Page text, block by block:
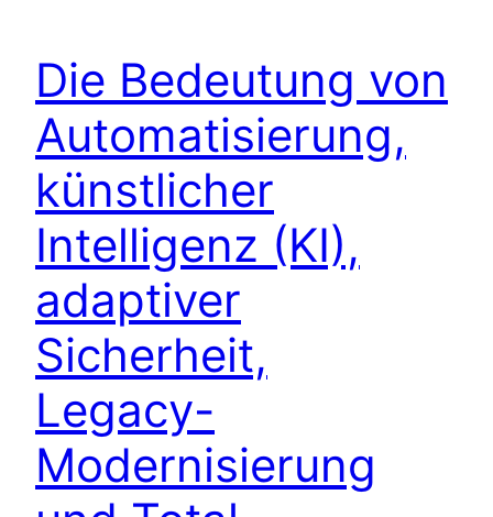
Die Bedeutung von
Automatisierung,
künstlicher
Intelligenz (KI),
adaptiver
Sicherheit,
Legacy-
Modernisierung